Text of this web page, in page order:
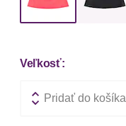
Veľkosť:
Pridať do košíka